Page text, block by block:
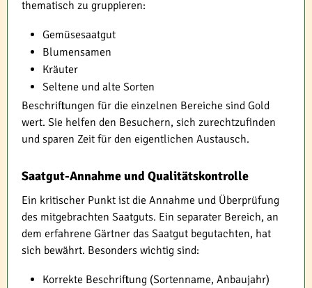
thematisch zu gruppieren:
Gemüsesaatgut
Blumensamen
Kräuter
Seltene und alte Sorten
Beschriftungen für die einzelnen Bereiche sind Gold
wert. Sie helfen den Besuchern, sich zurechtzufinden
und sparen Zeit für den eigentlichen Austausch.
Saatgut-Annahme und Qualitätskontrolle
Ein kritischer Punkt ist die Annahme und Überprüfung
des mitgebrachten Saatguts. Ein separater Bereich, an
dem erfahrene Gärtner das Saatgut begutachten, hat
sich bewährt. Besonders wichtig sind:
Korrekte Beschriftung (Sortenname, Anbaujahr)